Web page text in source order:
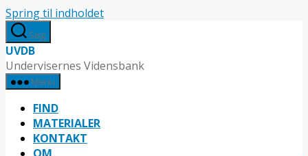
Spring til indholdet
Søg
UVDB
Undervisernes Vidensbank
Menu
FIND
MATERIALER
KONTAKT